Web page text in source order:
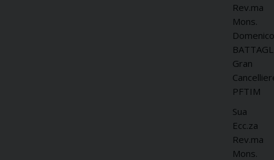
Rev.ma
Mons.
Domenico
Gran
PFTIM
Sua
Ecc.za
Rev.ma
Mons.